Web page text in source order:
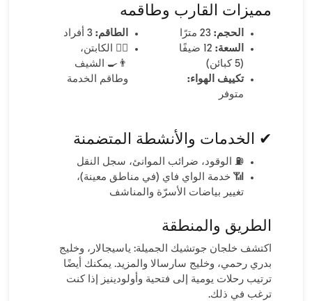
مميزات القارب وطاقمه
الحجم:
السعة:
12 ضيفًا
(5 كبائن)
تكييف الهواء:
متوفر
الطاقم:
👨‍✈️ الكابتن،
👨‍🍳 الشيف
وطاقم الخدمة
✔ الخدمات والأنشطة المتضمنة
⛽ الوقود، ضرائب الموانئ، سجل النقل
📶 خدمة الواي فاي (في مناطق معينة)،
تغيير بياضات الأسرّة والمناشف
الطريق والمنطقة
اكتشف خلجان جوتشيك الجميلة: ياسيجالار، وخليج
بدري رحمي، وخليج سارسالا والمزيد. يمكنك أيضًا
ترتيب رحلات يومية إلى فتحية وأولودينيز إذا كنت
ترغب في ذلك.